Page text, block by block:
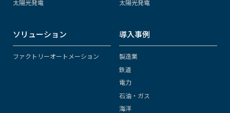
太陽光発電
太陽光発電
ソリューション
ファクトリーオートメーション
導入事例
製造業
鉄道
電力
石油・ガス
海洋